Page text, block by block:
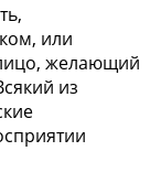
или
желающий
из